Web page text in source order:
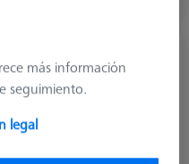
más información
seguimiento.
legal